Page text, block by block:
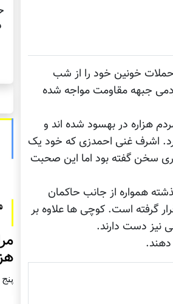
خونین خود را از شب
جبهه مقاومت مواجه شده
هزاره در بهسود شده اند و
اشرف غنی احمدزی که خود یک
سخن گفته بود اما این صحبت
همواره از جانب حاکمان
گرفته است. کوچی ها علاوه بر
نیز دست دارند.
پنج